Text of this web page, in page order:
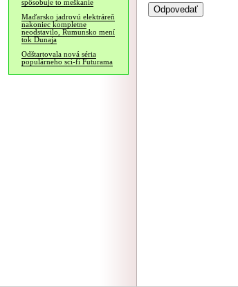
spôsobuje to meškanie
Maďarsko jadrovú elektráreň
nakoniec kompletne
neodstavilo, Rumunsko mení
tok Dunaja
Odštartovala nová séria
populárneho sci-fi Futurama